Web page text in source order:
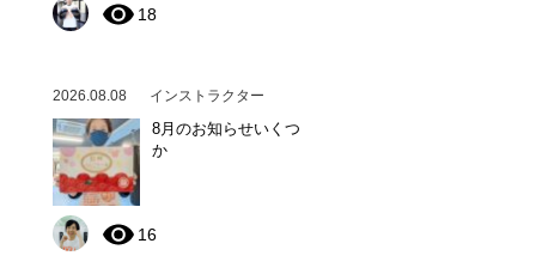
18
2026.08.08 インストラクター
8月のお知らせいくつ
か
16